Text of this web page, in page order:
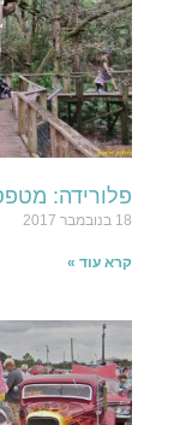
פלורידה:
18 בנובמבר 2017
קרא עוד »